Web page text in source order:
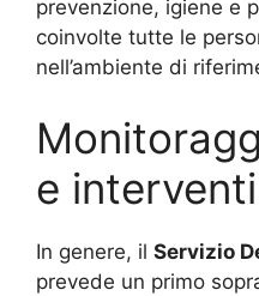
prevenzione, igiene e
coinvolte tutte le
nell’ambiente di
e
In genere, il Servizio
prevede un primo